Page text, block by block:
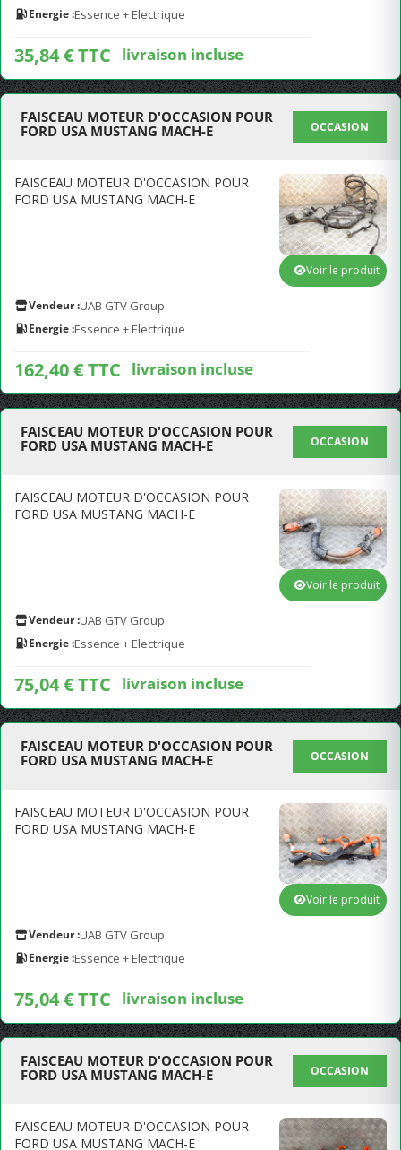
Energie :Essence + Electrique
35,84 € TTC livraison incluse
FAISCEAU MOTEUR D'OCCASION POUR
FORD USA MUSTANG MACH-E
OCCASION
FAISCEAU MOTEUR D'OCCASION POUR
FORD USA MUSTANG MACH-E
Vendeur :UAB GTV Group
Energie :Essence + Electrique
162,40 € TTC livraison incluse
Voir le produit
FAISCEAU MOTEUR D'OCCASION POUR
FORD USA MUSTANG MACH-E
OCCASION
FAISCEAU MOTEUR D'OCCASION POUR
FORD USA MUSTANG MACH-E
Vendeur :UAB GTV Group
Energie :Essence + Electrique
75,04 € TTC livraison incluse
Voir le produit
FAISCEAU MOTEUR D'OCCASION POUR
FORD USA MUSTANG MACH-E
OCCASION
FAISCEAU MOTEUR D'OCCASION POUR
FORD USA MUSTANG MACH-E
Vendeur :UAB GTV Group
Energie :Essence + Electrique
75,04 € TTC livraison incluse
Voir le produit
FAISCEAU MOTEUR D'OCCASION POUR
FORD USA MUSTANG MACH-E
OCCASION
FAISCEAU MOTEUR D'OCCASION POUR
FORD USA MUSTANG MACH-E